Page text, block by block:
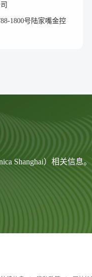
1800号陆家嘴金控
Shanghai）相关信息。